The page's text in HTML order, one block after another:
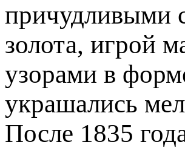
причудливыми
золота, игрой
узорами в
украшались
После 1835